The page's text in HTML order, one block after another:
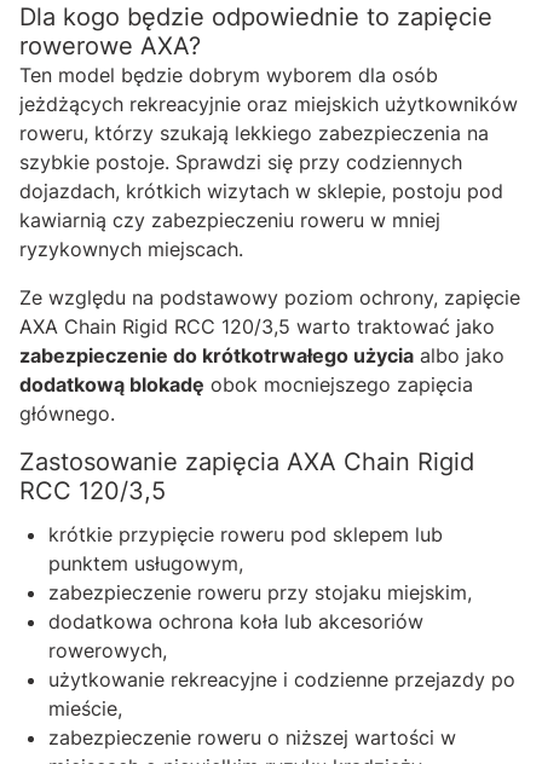
Dla kogo będzie odpowiednie to zapięcie
rowerowe AXA?
Ten model będzie dobrym wyborem dla osób
jeżdżących rekreacyjnie oraz miejskich użytkowników
roweru, którzy szukają lekkiego zabezpieczenia na
szybkie postoje. Sprawdzi się przy codziennych
dojazdach, krótkich wizytach w sklepie, postoju pod
kawiarnią czy zabezpieczeniu roweru w mniej
ryzykownych miejscach.
Ze względu na podstawowy poziom ochrony, zapięcie
AXA Chain Rigid RCC 120/3,5 warto traktować jako
zabezpieczenie do krótkotrwałego użycia albo jako
dodatkową blokadę obok mocniejszego zapięcia
głównego.
Zastosowanie zapięcia AXA Chain Rigid
RCC 120/3,5
krótkie przypięcie roweru pod sklepem lub
punktem usługowym,
zabezpieczenie roweru przy stojaku miejskim,
dodatkowa ochrona koła lub akcesoriów
rowerowych,
użytkowanie rekreacyjne i codzienne przejazdy po
mieście,
zabezpieczenie roweru o niższej wartości w